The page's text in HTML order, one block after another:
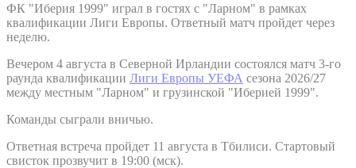
ФК "Иберия 1999" играл в гостях с "Ларном" в рамках
квалификации Лиги Европы. Ответный матч пройдет через
неделю.
Вечером 4 августа в Северной Ирландии состоялся матч 3-го
раунда квалификации Лиги Европы УЕФА сезона 2026/27
между местным "Ларном" и грузинской "Иберией 1999".
Команды сыграли вничью.
Ответная встреча пройдет 11 августа в Тбилиси. Стартовый
свисток прозвучит в 19:00 (мск).